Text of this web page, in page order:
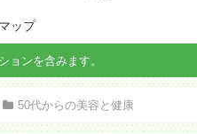
ップ
ョンを含みます。
50代からの美容と健康